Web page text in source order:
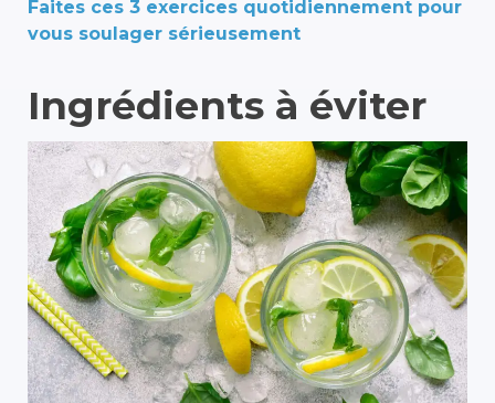
Faites ces 3 exercices quotidiennement pour
vous soulager sérieusement
Ingrédients à éviter